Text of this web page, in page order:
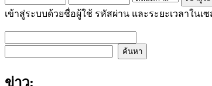
เข้าสู่ระบบด้วยชื่อผู้ใช้ รหัสผ่าน และระยะเวลาในเ
ข่าว: